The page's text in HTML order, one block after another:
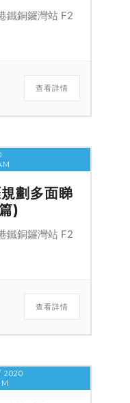
鐵銅鑼灣站 F2
查看詳情
劃多面睇
)
鐵銅鑼灣站 F2
查看詳情
2020